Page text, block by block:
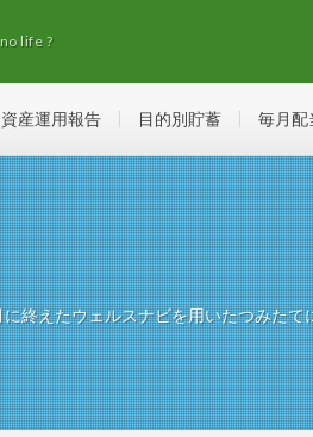
life ?
資産運用報告 目的別貯蓄 毎月配
終えたウェルスナビを用いたつみた